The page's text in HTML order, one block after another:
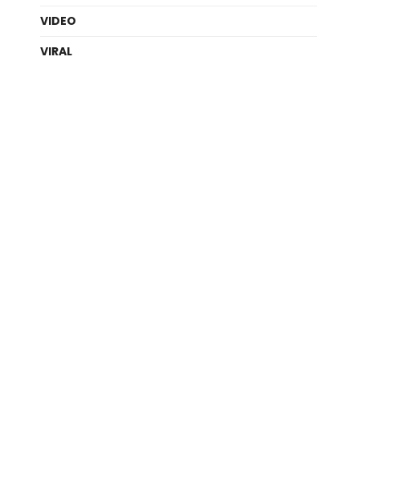
VIDEO
VIRAL